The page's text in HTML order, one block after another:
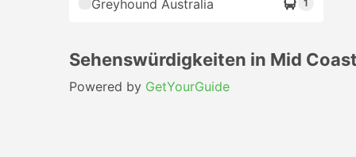
Greyhound Australia 1
Sehenswürdigkeiten in Mid
Powered by GetYourGuide